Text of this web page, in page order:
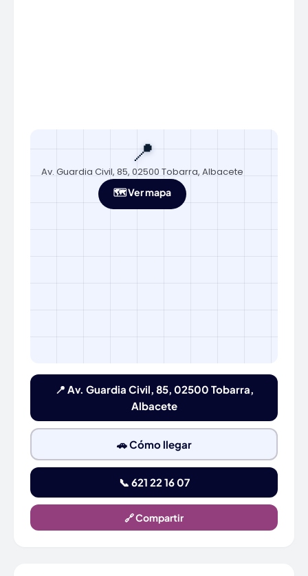
📍
Av. Guardia Civil, 85, 02500 Tobarra, Albacete
🗺️ Ver mapa
📍 Av. Guardia Civil, 85, 02500 Tobarra,
Albacete
🚗 Cómo llegar
📞 621 22 16 07
🔗 Compartir